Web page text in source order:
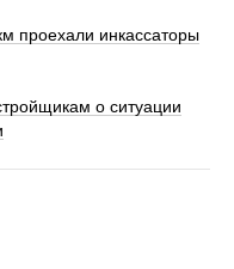
проехали инкассаторы
о ситуации